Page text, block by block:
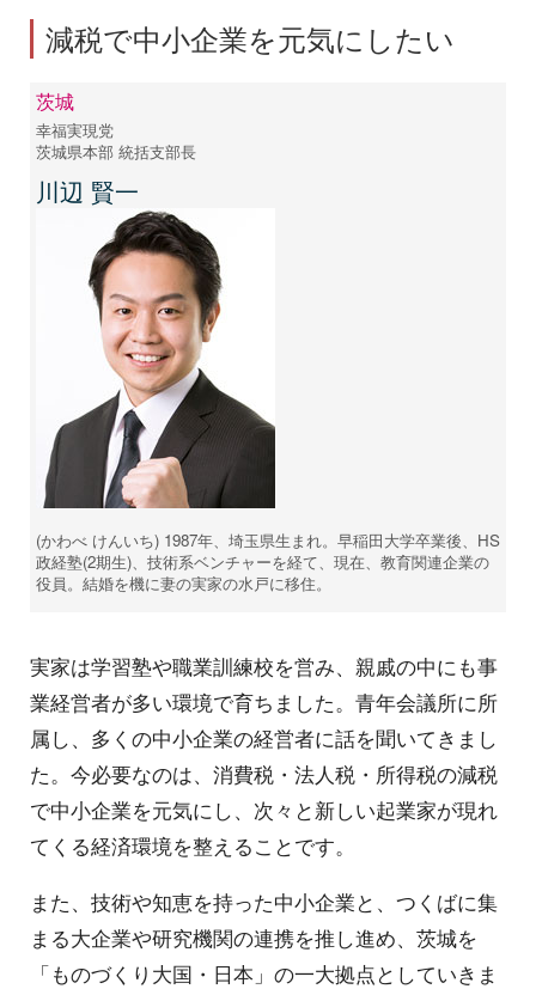
減税で中小企業を元気にしたい
茨城
幸福実現党
茨城県本部 統括支部長
川辺 賢一
(かわべ けんいち) 1987年、埼玉県生まれ。早稲田大学卒業後、HS
政経塾(2期生)、技術系ベンチャーを経て、現在、教育関連企業の
役員。結婚を機に妻の実家の水戸に移住。
実家は学習塾や職業訓練校を営み、親戚の中にも事
業経営者が多い環境で育ちました。青年会議所に所
属し、多くの中小企業の経営者に話を聞いてきまし
た。今必要なのは、消費税・法人税・所得税の減税
で中小企業を元気にし、次々と新しい起業家が現れ
てくる経済環境を整えることです。
また、技術や知恵を持った中小企業と、つくばに集
まる大企業や研究機関の連携を推し進め、茨城を
「ものづくり大国・日本」の一大拠点としていきま